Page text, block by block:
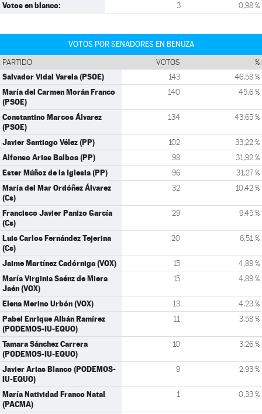
Votos en blanco: 3 0,98 %
VOTOS POR SENADORES EN BENUZA
PARTIDO VOTOS %
Salvador Vidal Varela (PSOE) 143 46,58 %
María del Carmen Morán Franco
(PSOE)
140 45,6 %
Constantino Marcos Álvarez
(PSOE)
134 43,65 %
Javier Santiago Vélez (PP) 102 33,22 %
Alfonso Arias Balboa (PP) 98 31,92 %
Ester Múñoz de la Iglesia (PP) 96 31,27 %
María del Mar Ordóñez Álvarez
(Cs)
32 10,42 %
Francisco Javier Panizo García
(Cs)
29 9,45 %
Luis Carlos Fernández Tejerina
(Cs)
20 6,51 %
Jaime Martínez Cadórniga (VOX) 15 4,89 %
María Virginia Saénz de Miera
Jaén (VOX)
15 4,89 %
Elena Merino Urbón (VOX) 13 4,23 %
Pabel Enrique Albán Ramírez
(PODEMOS-IU-EQUO)
11 3,58 %
Tamara Sánchez Carrera
(PODEMOS-IU-EQUO)
10 3,26 %
Javier Arias Blanco (PODEMOS-
IU-EQUO)
9 2,93 %
María Natividad Franco Natal
(PACMA)
1 0,33 %